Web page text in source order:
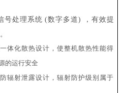
号处理系统 (数字多道) ，有效提
。
体化散热设计，使整机散热性能得
的运行安全
辐射泄露设计，辐射防护级别属于